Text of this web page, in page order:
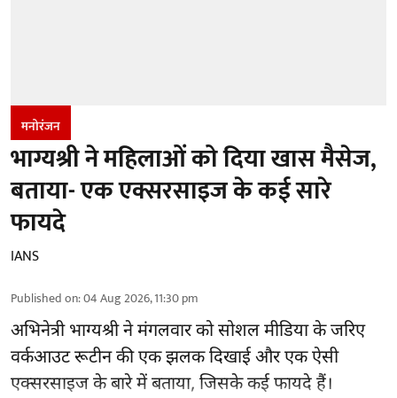
मनोरंजन
भाग्यश्री ने महिलाओं को दिया खास मैसेज,
बताया- एक एक्सरसाइज के कई सारे
फायदे
IANS
Published on:04 Aug 2026, 11:30 pm
अभिनेत्री भाग्यश्री ने मंगलवार को सोशल मीडिया के जरिए
वर्कआउट रूटीन की एक झलक दिखाई और एक ऐसी
एक्सरसाइज के बारे में बताया, जिसके कई फायदे हैं।